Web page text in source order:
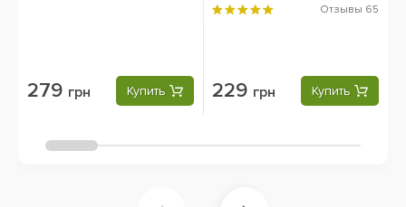
279 грн Купить
Отзывы 65
229 грн Купить